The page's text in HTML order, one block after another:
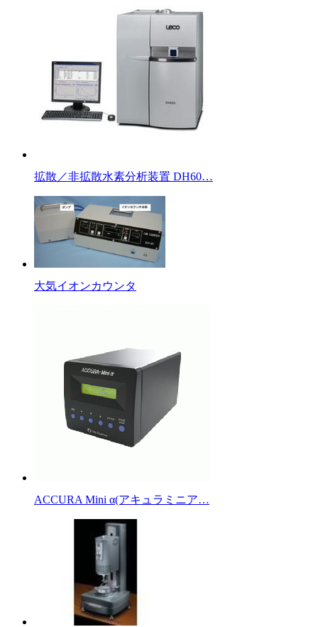
拡散／非拡散水素分析装置 DH60…
大気イオンカウンタ
ACCURA Mini α(アキュラミニア…